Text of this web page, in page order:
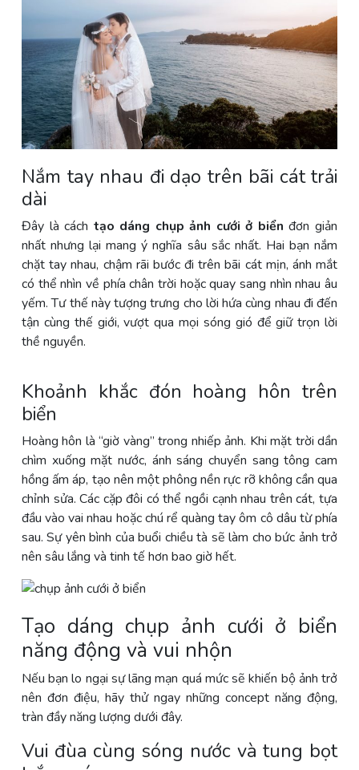
Nắm tay nhau đi dạo trên bãi cát trải
dài
Đây là cách tạo dáng chụp ảnh cưới ở biển đơn giản
nhất nhưng lại mang ý nghĩa sâu sắc nhất. Hai bạn nắm
chặt tay nhau, chậm rãi bước đi trên bãi cát mịn, ánh mắt
có thể nhìn về phía chân trời hoặc quay sang nhìn nhau âu
yếm. Tư thế này tượng trưng cho lời hứa cùng nhau đi đến
tận cùng thế giới, vượt qua mọi sóng gió để giữ trọn lời
thề nguyền.
Khoảnh khắc đón hoàng hôn trên
biển
Hoàng hôn là “giờ vàng” trong nhiếp ảnh. Khi mặt trời dần
chìm xuống mặt nước, ánh sáng chuyển sang tông cam
hồng ấm áp, tạo nên một phông nền rực rỡ không cần qua
chỉnh sửa. Các cặp đôi có thể ngồi cạnh nhau trên cát, tựa
đầu vào vai nhau hoặc chú rể quàng tay ôm cô dâu từ phía
sau. Sự yên bình của buổi chiều tà sẽ làm cho bức ảnh trở
nên sâu lắng và tinh tế hơn bao giờ hết.
Tạo dáng chụp ảnh cưới ở biển
năng động và vui nhộn
Nếu bạn lo ngại sự lãng mạn quá mức sẽ khiến bộ ảnh trở
nên đơn điệu, hãy thử ngay những concept năng động,
tràn đầy năng lượng dưới đây.
Vui đùa cùng sóng nước và tung bọt